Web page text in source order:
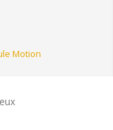
Motion